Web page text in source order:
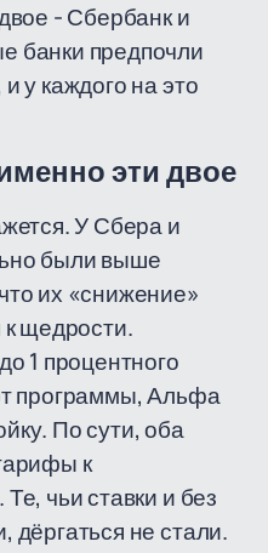
- Сбербанк и
банки предпочли
у каждого на это
эти двое
У Сбера и
были выше
их «снижение»
к щедрости.
1 процентного
программы, Альфа
По сути, оба
к
чьи ставки и без
дёргаться не стали.